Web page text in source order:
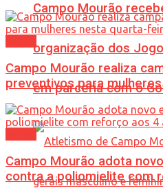
Campo Mourão
organização dos
em parceria com o
Campo Mourão realiza
preventivos para
Campo Mourão adota
contra a poliomielite com